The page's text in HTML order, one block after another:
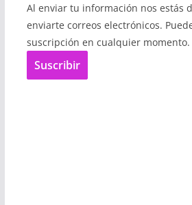
Al enviar tu información nos estás
enviarte correos electrónicos.
suscripción en cualquier momento.
Suscribir